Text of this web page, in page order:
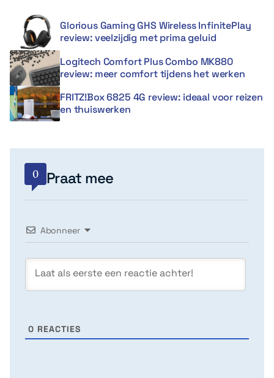
Glorious Gaming GHS Wireless InfinitePlay
review: veelzijdig met prima geluid
Logitech Comfort Plus Combo MK880
review: meer comfort tijdens het werken
FRITZ!Box 6825 4G review: ideaal voor reizen
en thuiswerken
0 Praat mee
Abonneer
0 REACTIES